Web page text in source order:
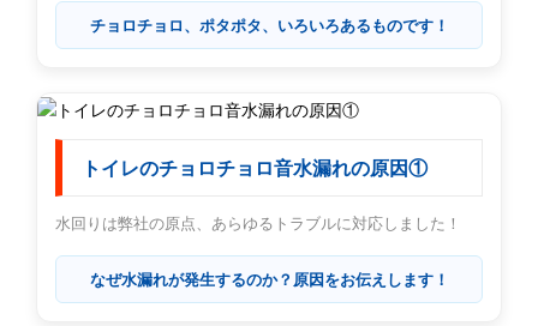
チョロチョロ、ポタポタ、いろいろあるものです！
トイレのチョロチョロ音水漏れの原因①
水回りは弊社の原点、あらゆるトラブルに対応しました！
なぜ水漏れが発生するのか？原因をお伝えします！